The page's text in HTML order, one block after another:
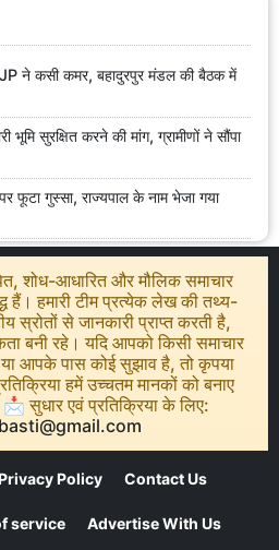
ने कसी कमर, बहादुरपुर मंडल की बैठक में
सुरक्षित करने की मांग, ग्रामीणों ने सौंपा
फूटा गुस्सा, राज्यपाल के नाम भेजा गया
शोध-आधारित और मौलिक समाचार
हैं। हमारी टीम प्रत्येक लेख की तथ्य-
स्रोतों से जानकारी प्राप्त करती है,
बनी रहे। यदि आपको किसी समाचार
या आपके पास कोई सुझाव है, तो कृपया
हमें उच्चतम मानकों को बनाए
सुधार एवं प्रतिक्रिया के लिए:
Policy Contact Us
service Advertise With Us